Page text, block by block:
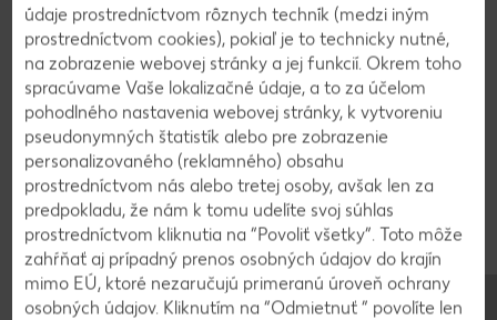
Pečieme pri 170°C 30 - 40 minút.
2
V menšom hrnci zmiešame nasekané vlašské
orechy, vodu a cukor. Za občasného miešania
varíme na silnom plameni, kým nezačne cukor
karamelizovať a hnednúť. Odstavíme a necháme
vychladnúť.
údaje prostredníctvom rôznych techník (medzi iným
prostredníctvom cookies), pokiaľ je to technicky nutné,
na zobrazenie webovej stránky a jej funkcií. Okrem toho
spracúvame Vaše lokalizačné údaje, a to za účelom
pohodlného nastavenia webovej stránky, k vytvoreniu
pseudonymných štatistík alebo pre zobrazenie
personalizovaného (reklamného) obsahu
prostredníctvom nás alebo tretej osoby, avšak len za
predpokladu, že nám k tomu udelíte svoj súhlas
prostredníctvom kliknutia na “Povoliť všetky”. Toto môže
zahŕňať aj prípadný prenos osobných údajov do krajín
mimo EÚ, ktoré nezaručujú primeranú úroveň ochrany
osobných údajov. Kliknutím na “Odmietnuť ” povolíte len